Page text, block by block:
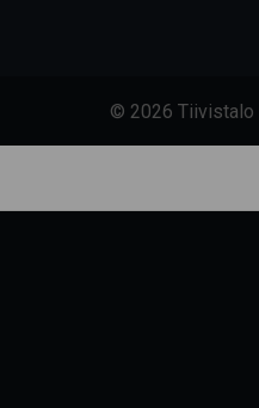
© 2026 Tiivistalo